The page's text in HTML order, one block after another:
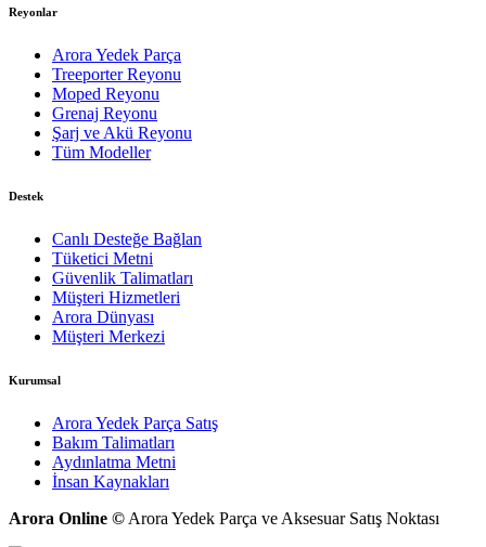
Reyonlar
Arora Yedek Parça
Treeporter Reyonu
Moped Reyonu
Grenaj Reyonu
Şarj ve Akü Reyonu
Tüm Modeller
Destek
Canlı Desteğe Bağlan
Tüketici Metni
Güvenlik Talimatları
Müşteri Hizmetleri
Arora Dünyası
Müşteri Merkezi
Kurumsal
Arora Yedek Parça Satış
Bakım Talimatları
Aydınlatma Metni
İnsan Kaynakları
Arora Online © Arora Yedek Parça ve Aksesuar Satış Noktası